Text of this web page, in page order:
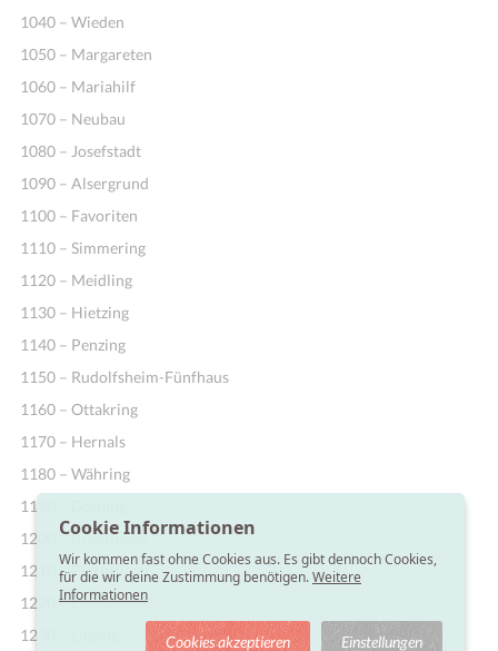
1040 – Wieden
1050 – Margareten
1060 – Mariahilf
1070 – Neubau
1080 – Josefstadt
1090 – Alsergrund
1100 – Favoriten
1110 – Simmering
1120 – Meidling
1130 – Hietzing
1140 – Penzing
1150 – Rudolfsheim-Fünfhaus
1160 – Ottakring
1170 – Hernals
1180 – Währing
1190 – Döbling
1200 – Brigittenau
1210 – Floridsdorf
1220 – Donaustadt
1230 – Liesing
Cookie Informationen
Wir kommen fast ohne Cookies aus. Es gibt dennoch Cookies,
für die wir deine Zustimmung benötigen.Weitere
Informationen
Cookies akzeptieren Einstellungen